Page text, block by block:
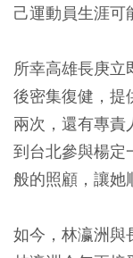
己運動員生涯可
所幸高雄長庚立
後密集復健，提
兩次，還有專責
到台北參與楊定
般的照顧，讓她
如今，林瀛洲與